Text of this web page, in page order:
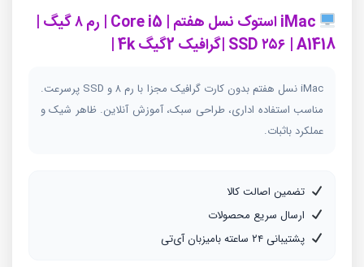
iMac استوک نسل هفتم | Core i5 | رم ۸ گیگ |
SSD ۲۵۶ | A1418 |گرافیک 2گیگ 4k |
iMac نسل هفتم بدون کارت گرافیک مجزا با رم ۸ و SSD پرسرعت.
مناسب استفاده اداری، طراحی سبک، آموزش آنلاین. ظاهر شیک و
عملکرد باثبات.
تضمین اصالت کالا
ارسال سریع محصولات
پشتیبانی ۲۴ ساعته بامیزبان آی‌تی